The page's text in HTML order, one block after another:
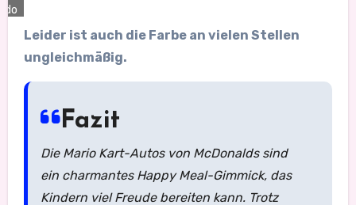
Leider ist auch die Farbe an vielen Stellen
ungleichmäßig.
Fazit
Die Mario Kart-Autos von McDonalds sind
ein charmantes Happy Meal-Gimmick, das
Kindern viel Freude bereiten kann. Trotz